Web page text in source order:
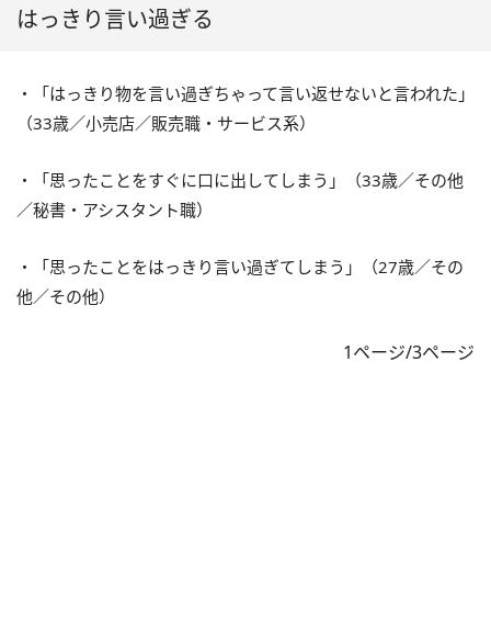
はっきり言い過ぎる
・「はっきり物を言い過ぎちゃって言い返せないと言われた」
（33歳／小売店／販売職・サービス系）
・「思ったことをすぐに口に出してしまう」（33歳／その他
／秘書・アシスタント職）
・「思ったことをはっきり言い過ぎてしまう」（27歳／その
他／その他）
1ページ/3ページ